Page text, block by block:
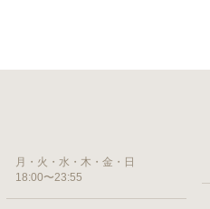
月・火・水・木・金・日
18:00〜23:55